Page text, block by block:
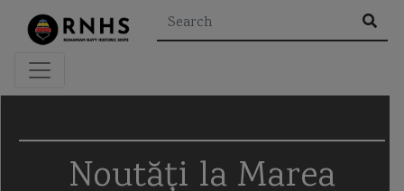
×
Rezultatele căutării pentru ""
Noutăți la Marea